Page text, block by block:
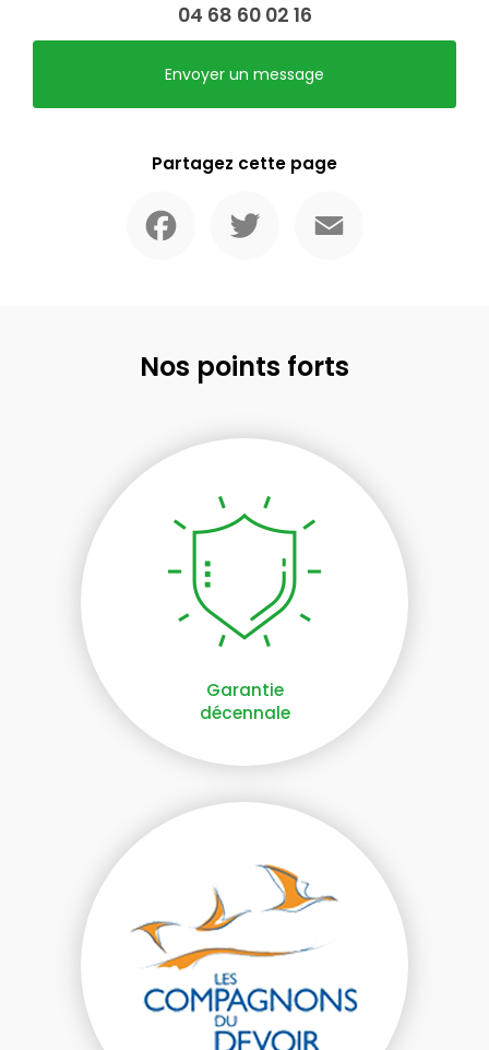
04 68 60 02 16
Envoyer un message
Partagez cette page
Nos points forts
Garantie
décennale